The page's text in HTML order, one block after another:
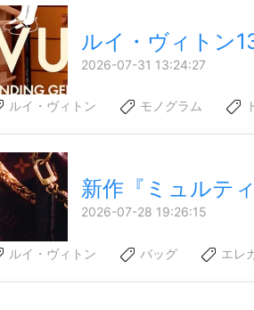
ルイ・ヴィトン
2026-07-31 13:24:27
ルイ・ヴィトン モノグラム
新作『ミュルティ
2026-07-28 19:26:15
ルイ・ヴィトン バッグ エレ